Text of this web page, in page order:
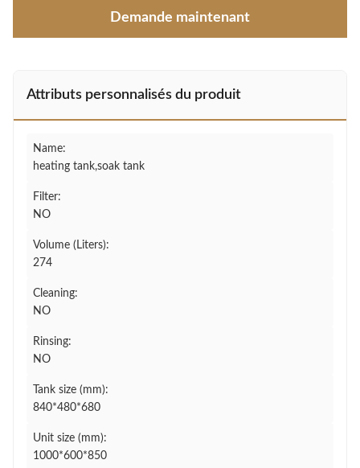
Demande maintenant
Attributs personnalisés du produit
Name:
heating tank,soak tank
Filter:
NO
Volume (Liters):
274
Cleaning:
NO
Rinsing:
NO
Tank size (mm):
840*480*680
Unit size (mm):
1000*600*850